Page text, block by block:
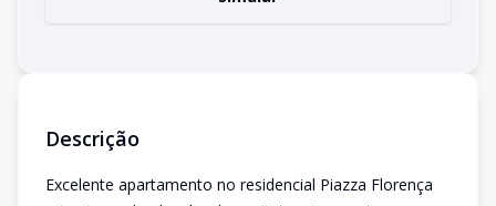
Descrição
Excelente apartamento no residencial Piazza Florença